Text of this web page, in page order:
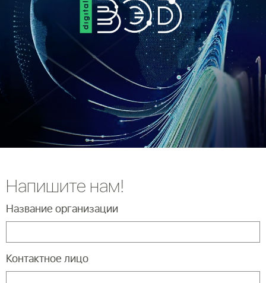
Напишите нам!
Название организации
Контактное лицо